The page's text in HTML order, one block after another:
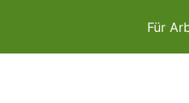
Für